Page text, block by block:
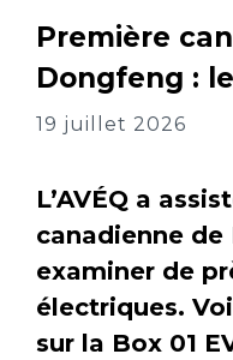
Première
Dongfeng :
19 juillet 2026
L’AVÉQ a
canadienne
examiner de
électriques.
sur la Box 01